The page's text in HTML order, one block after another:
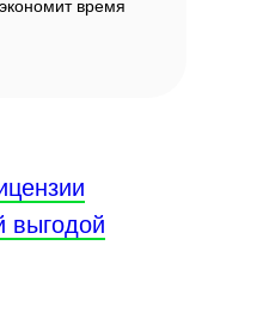
время
выгодой